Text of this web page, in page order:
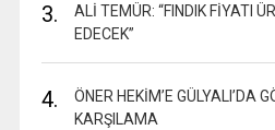
3.
ALİ TEMÜR: “FINDIK FİYATI
EDECEK”
4.
ÖNER HEKİM’E GÜLYALI’DA
KARŞILAMA